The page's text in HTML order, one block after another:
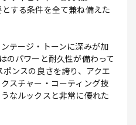
する条件を全て兼ね備えた
テージ・トーンに深みが加
のパワーと耐久性が備わって
ンスの良さを誇り、アクエ
スチャー・コーティング技
なルックスと非常に優れた